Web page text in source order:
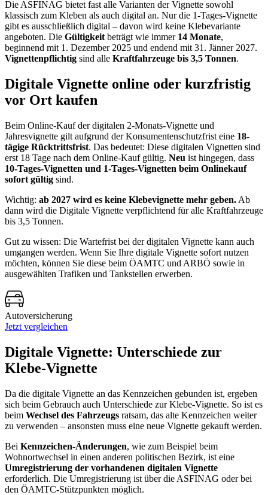
Die ASFINAG bietet fast alle Varianten der Vignette sowohl
klassisch zum Kleben als auch digital an. Nur die 1-Tages-Vignette
gibt es ausschließlich digital – davon wird keine Klebevariante
angeboten. Die Gültigkeit beträgt wie immer 14 Monate,
beginnend mit 1. Dezember 2025 und endend mit 31. Jänner 2027.
Vignettenpflichtig sind alle Kraftfahrzeuge bis 3,5 Tonnen.
Digitale Vignette online oder kurzfristig
vor Ort kaufen
Beim Online-Kauf der digitalen 2-Monats-Vignette und
Jahresvignette gilt aufgrund der Konsumentenschutzfrist eine 18-
tägige Rücktrittsfrist. Das bedeutet: Diese digitalen Vignetten sind
erst 18 Tage nach dem Online-Kauf gültig. Neu ist hingegen, dass
10-Tages-Vignetten und 1-Tages-Vignetten beim Onlinekauf
sofort gültig sind.
Wichtig: ab 2027 wird es keine Klebevignette mehr geben. Ab
dann wird die Digitale Vignette verpflichtend für alle Kraftfahrzeuge
bis 3,5 Tonnen.
Gut zu wissen: Die Wartefrist bei der digitalen Vignette kann auch
umgangen werden. Wenn Sie Ihre digitale Vignette sofort nutzen
möchten, können Sie diese beim ÖAMTC und ARBÖ sowie in
ausgewählten Trafiken und Tankstellen erwerben.
Autoversicherung
Jetzt vergleichen
Digitale Vignette: Unterschiede zur
Klebe-Vignette
Da die digitale Vignette an das Kennzeichen gebunden ist, ergeben
sich beim Gebrauch auch Unterschiede zur Klebe-Vignette. So ist es
beim Wechsel des Fahrzeugs ratsam, das alte Kennzeichen weiter
zu verwenden – ansonsten muss eine neue Vignette gekauft werden.
Bei Kennzeichen-Änderungen, wie zum Beispiel beim
Wohnortwechsel in einen anderen politischen Bezirk, ist eine
Umregistrierung der vorhandenen digitalen Vignette
erforderlich. Die Um­registrierung ist über die ASFINAG oder bei
den ÖAMTC-Stützpunkten möglich.